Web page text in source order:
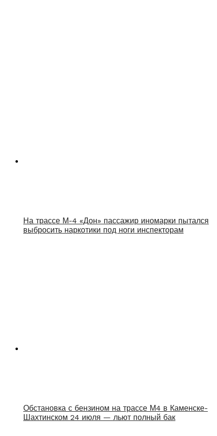
На трассе М-4 «Дон» пассажир иномарки пытался
выбросить наркотики под ноги инспекторам
Обстановка с бензином на трассе М4 в Каменске-
Шахтинском 24 июля — льют полный бак